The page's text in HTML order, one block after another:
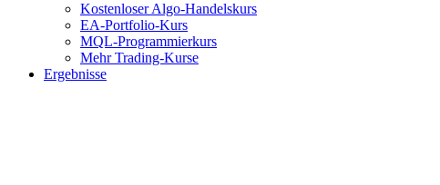
Kostenloser Algo-Handelskurs
EA-Portfolio-Kurs
MQL-Programmierkurs
Mehr Trading-Kurse
Ergebnisse